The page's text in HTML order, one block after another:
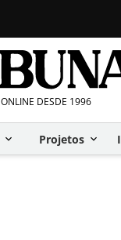
DESDE 1996
Projetos